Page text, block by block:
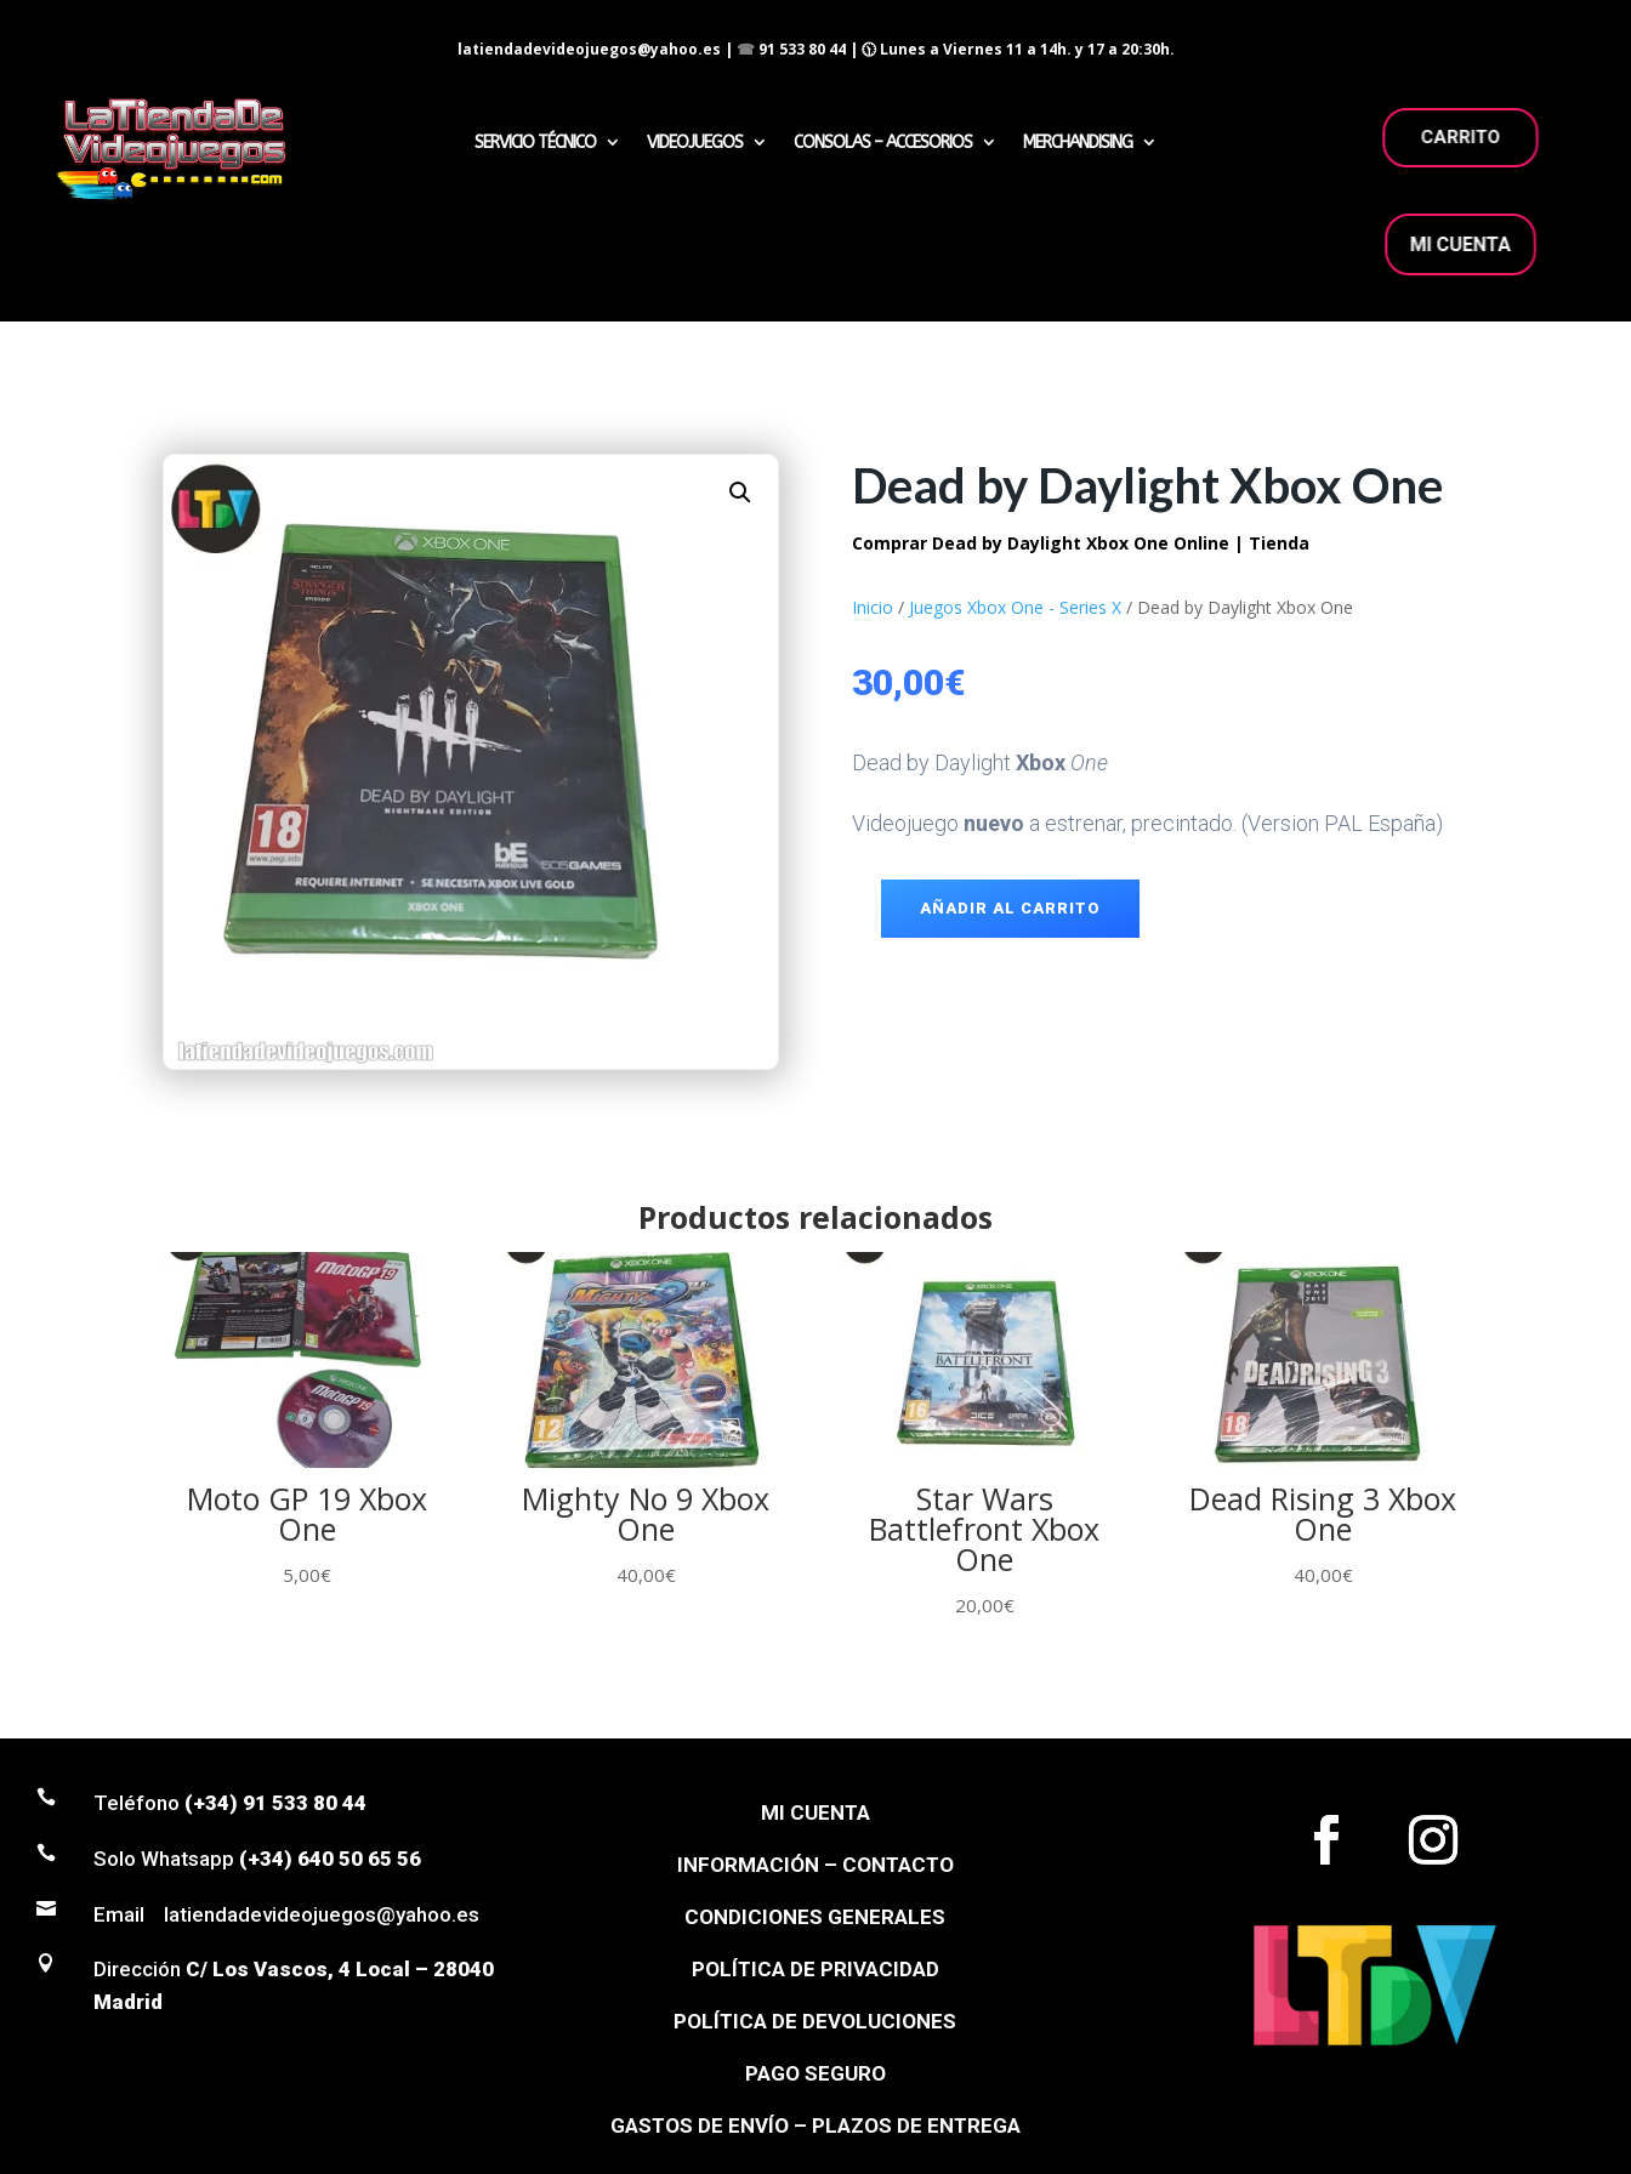
latiendadevideojuegos@yahoo.es | ☎ 91 533 80 44| 🕦 Lunes a Viernes 11 a 14h. y 17 a 20:30h.
SERVICIO TÉCNICO VIDEOJUEGOS CONSOLAS – ACCESORIOS MERCHANDISING CARRITO
MI CUENTA
Dead by Daylight Xbox One
Comprar Dead by Daylight Xbox One Online | Tienda
Inicio / Juegos Xbox One - Series X/ Dead by Daylight Xbox One
30,00€
Dead by Daylight Xbox One
Videojuego nuevo a estrenar, precintado. (Version PAL España)
AÑADIR AL CARRITO
Productos relacionados
Moto GP 19 Xbox
One
5,00€
Mighty No 9 Xbox
One
40,00€
Star Wars
Battlefront Xbox
One
20,00€
Dead Rising 3 Xbox
One
40,00€
 Teléfono (+34) 91 533 80 44
 Solo Whatsapp (+34) 640 50 65 56
 Email latiendadevideojuegos@yahoo.es
 Dirección C/ Los Vascos, 4 Local – 28040
Madrid
MI CUENTA
INFORMACIÓN – CONTACTO
CONDICIONES GENERALES
POLÍTICA DE PRIVACIDAD
POLÍTICA DE DEVOLUCIONES
PAGO SEGURO
GASTOS DE ENVÍO – PLAZOS DE ENTREGA